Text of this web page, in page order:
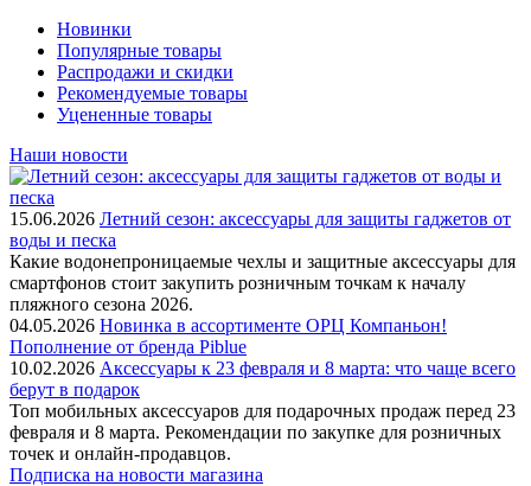
Новинки
Популярные товары
Распродажи и скидки
Рекомендуемые товары
Уцененные товары
Наши новости
15.06.2026 Летний сезон: аксессуары для защиты гаджетов от
воды и песка
Какие водонепроницаемые чехлы и защитные аксессуары для
смартфонов стоит закупить розничным точкам к началу
пляжного сезона 2026.
04.05.2026 Новинка в ассортименте OРЦ Компаньон!
Пополнение от бренда Piblue
10.02.2026 Аксессуары к 23 февраля и 8 марта: что чаще всего
берут в подарок
Топ мобильных аксессуаров для подарочных продаж перед 23
февраля и 8 марта. Рекомендации по закупке для розничных
точек и онлайн-продавцов.
Подписка на новости магазина